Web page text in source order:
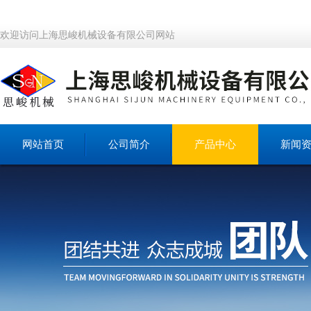
欢迎访问上海思峻机械设备有限公司网站
网站首页 公司简介 产品中心 新闻